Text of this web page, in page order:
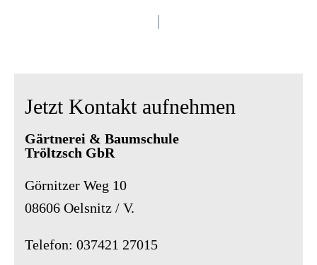
Jetzt Kontakt aufnehmen
Gärtnerei & Baumschule
Tröltzsch GbR
Görnitzer Weg 10
08606 Oelsnitz / V.
Telefon: 037421 27015